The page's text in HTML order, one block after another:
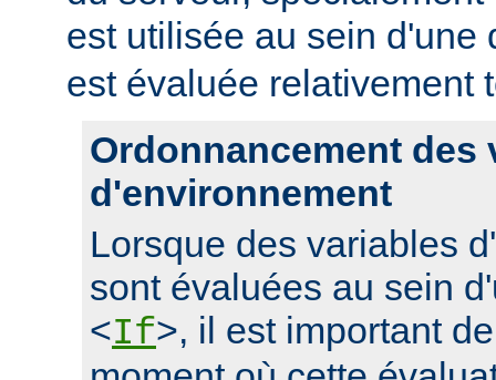
est utilisée au sein d'une
est évaluée relativement
Ordonnancement des
d'environnement
Lorsque des variables
sont évaluées au sein
<If>, il est important